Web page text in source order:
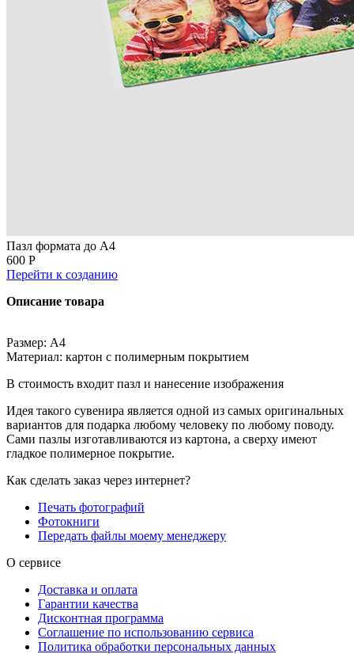
Пазл формата до А4
600 Р
Перейти к созданию
Описание товара
Размер: А4
Материал: картон с полимерным покрытием
В стоимость входит пазл и нанесение изображения
Идея такого сувенира является одной из самых оригинальных
вариантов для подарка любому человеку по любому поводу.
Сами пазлы изготавливаются из картона, а сверху имеют
гладкое полимерное покрытие.
Как сделать заказ через интернет?
Печать фотографий
Фотокниги
Передать файлы моему менеджеру
О сервисе
Доставка и оплата
Гарантии качества
Дисконтная программа
Соглашение по использованию сервиса
Политика обработки персональных данных